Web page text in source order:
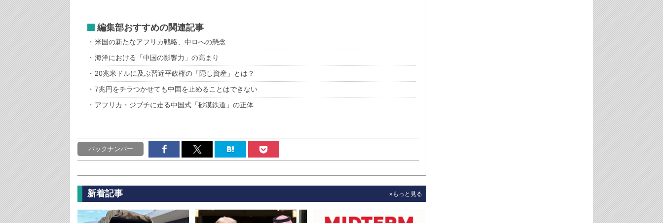
編集部おすすめの関連記事
米国の新たなアフリカ戦略、中ロへの懸念
海洋における「中国の影響力」の高まり
20兆米ドルに及ぶ習近平政権の「隠し資産」とは？
7兆円をチラつかせても中国を止めることはできない
アフリカ・ジブチに走る中国式「砂漠鉄道」の正体
バックナンバー
新着記事 »もっと見る